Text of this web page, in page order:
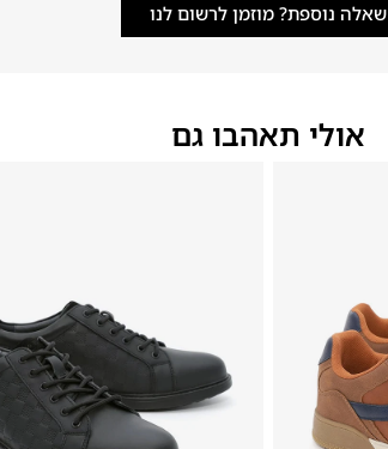
שאלה נוספת? מוזמן לרשום לנו
אולי תאהבו גם